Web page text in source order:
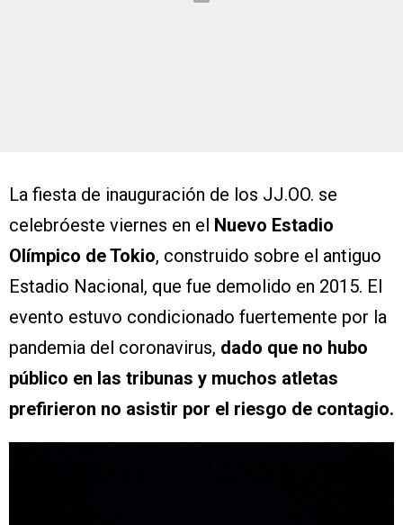
La fiesta de inauguración de los JJ.OO. se
celebróeste viernes en el Nuevo Estadio
Olímpico de Tokio, construido sobre el antiguo
Estadio Nacional, que fue demolido en 2015. El
evento estuvo condicionado fuertemente por la
pandemia del coronavirus, dado que no hubo
público en las tribunas y muchos atletas
prefirieron no asistir por el riesgo de contagio.